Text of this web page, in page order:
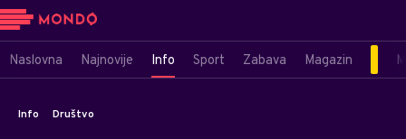
Naslovna Najnovije Info Sport Zabava Magazin
Info Društvo